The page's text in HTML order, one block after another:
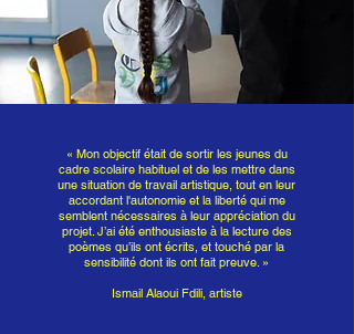
« Mon objectif était de sortir les jeunes du
cadre scolaire habituel et de les mettre dans
une situation de travail artistique, tout en leur
accordant l'autonomie et la liberté qui me
semblent nécessaires à leur appréciation du
projet. J’ai été enthousiaste à la lecture des
poèmes qu’ils ont écrits, et touché par la
sensibilité dont ils ont fait preuve. »
Ismail Alaoui Fdili, artiste